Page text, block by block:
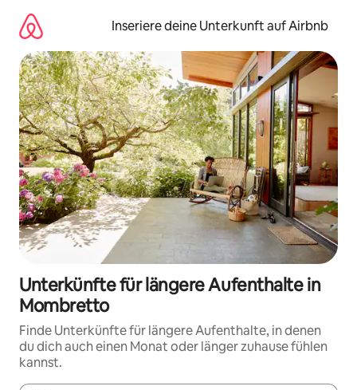
Inhalten
springen
Inseriere deine Unterkunft auf Airbnb
Unterkünfte für längere Aufenthalte in
Mombretto
Finde Unterkünfte für längere Aufenthalte, in denen
du dich auch einen Monat oder länger zuhause fühlen
kannst.